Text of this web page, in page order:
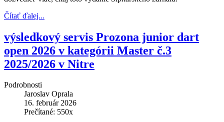
Čítať ďalej...
výsledkový servis Prozona junior dart
open 2026 v kategórii Master č.3
2025/2026 v Nitre
Podrobnosti
Jaroslav Oprala
16. február 2026
Prečítané: 550x